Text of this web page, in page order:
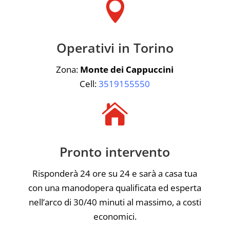

Operativi in Torino
Zona: Monte dei Cappuccini
Cell:3519155550

Pronto intervento
Risponderà 24 ore su 24 e sarà a casa tua
con una manodopera qualificata ed esperta
nell’arco di 30/40 minuti al massimo, a costi
economici.